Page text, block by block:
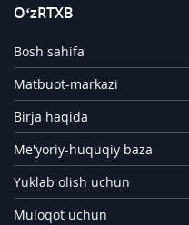
O‘zRTXB
Bosh sahifa
Matbuot-markazi
Birja haqida
Me'yoriy-huquqiy baza
Yuklab olish uchun
Muloqot uchun